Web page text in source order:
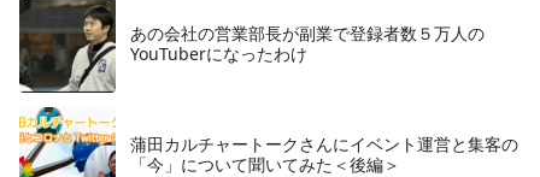
あの会社の営業部長が副業で登録者数５万人の
YouTuberになったわけ
蒲田カルチャートークさんにイベント運営と集客の
「今」について聞いてみた＜後編＞